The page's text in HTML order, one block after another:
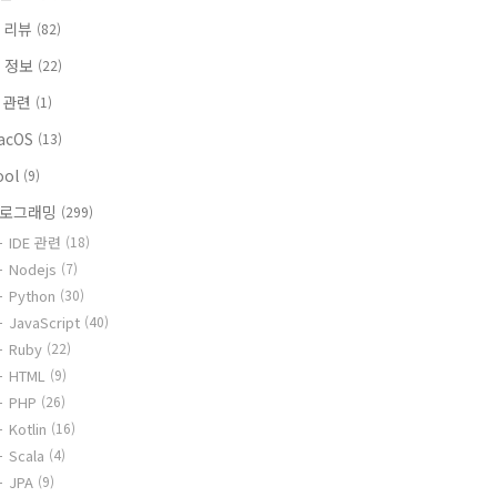
뷰 (82)
보 (22)
련 (1)
(13)
(9)
그래밍 (299)
IDE 관련 (18)
Nodejs (7)
Python (30)
JavaScript (40)
Ruby (22)
HTML (9)
PHP (26)
Kotlin (16)
Scala (4)
JPA (9)